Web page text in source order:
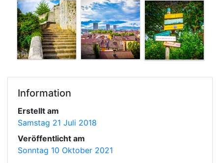
Information
Erstellt am
Samstag 21 Juli 2018
Veröffentlicht am
Sonntag 10 Oktober 2021